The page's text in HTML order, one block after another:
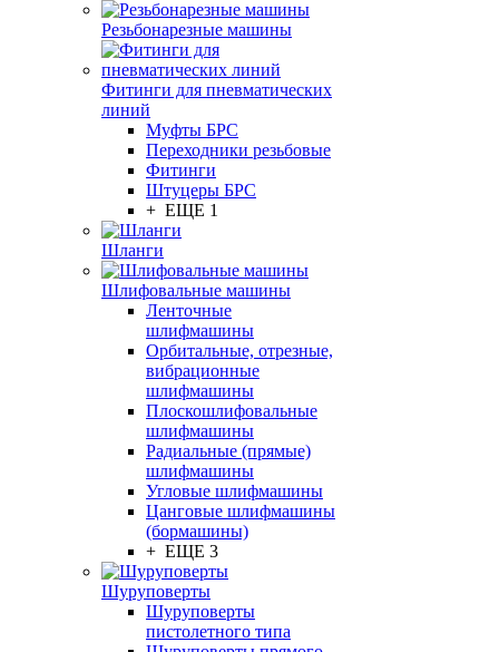
Резьбонарезные машины
Фитинги для пневматических
линий
Муфты БРС
Переходники резьбовые
Фитинги
Штуцеры БРС
+ ЕЩЕ 1
Шланги
Шлифовальные машины
Ленточные
шлифмашины
Орбитальные, отрезные,
вибрационные
шлифмашины
Плоскошлифовальные
шлифмашины
Радиальные (прямые)
шлифмашины
Угловые шлифмашины
Цанговые шлифмашины
(бормашины)
+ ЕЩЕ 3
Шуруповерты
Шуруповерты
пистолетного типа